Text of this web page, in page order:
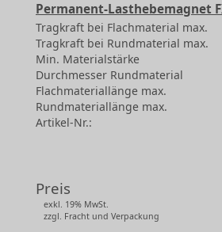
Permanent-Lasthebemagnet
Tragkraft bei Flachmaterial max.
Tragkraft bei Rundmaterial max.
Min. Materialstärke
Durchmesser Rundmaterial
Flachmateriallänge max.
Rundmateriallänge max.
Artikel-Nr.:
Preis
exkl. 19% MwSt.
zzgl. Fracht und Verpackung